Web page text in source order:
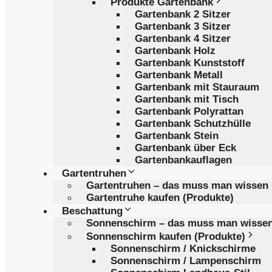
Gartenbank 2 Sitzer
Gartenbank 3 Sitzer
Gartenbank 4 Sitzer
Gartenbank Holz
Gartenbank Kunststoff
Gartenbank Metall
Gartenbank mit Stauraum
Gartenbank mit Tisch
Gartenbank Polyrattan
Gartenbank Schutzhülle
Gartenbank Stein
Gartenbank über Eck
Gartenbankauflagen
Gartentruhen
Gartentruhen – das muss man wissen
Gartentruhe kaufen (Produkte)
Beschattung
Sonnenschirm – das muss man
Sonnenschirm kaufen (Produkte)
Sonnenschirm / Knickschirme
Sonnenschirm / Lampenschirm